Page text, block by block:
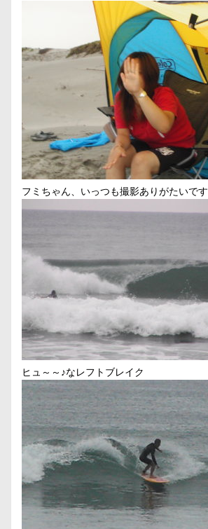
フミちゃん、いっつも撮影ありがたいです
ヒュ～～♪なレフトブレイク